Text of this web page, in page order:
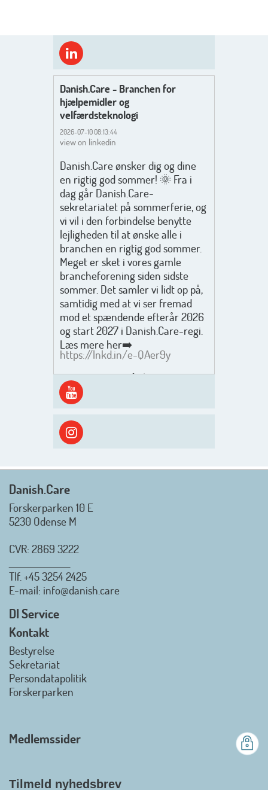
Danish.Care - Branchen for
hjælpemidler og
velfærdsteknologi
2026-07-10 08:13:44
view on linkedin
Danish.Care ønsker dig og dine
en rigtig god sommer! 🌞 Fra i
dag går Danish.Care-
sekretariatet på sommerferie, og
vi vil i den forbindelse benytte
lejligheden til at ønske alle i
branchen en rigtig god sommer.
Meget er sket i vores gamle
brancheforening siden sidste
sommer. Det samler vi lidt op på,
samtidig med at vi ser fremad
mod et spændende efterår 2026
og start 2027 i Danish.Care-regi.
Læs mere her➡️
https://lnkd.in/e-QAer9y
Men inden det går løs med en
spændende og aktivt
efterårsæson, så går turen først
ud i solen, ned til vandet og ind i
skyggen igen. Danish.Care holder
sommerlukket i uge 29 + 30.
Mvh. Anders, Helle og Malthe
Danish.Care - Branchen for
hjælpemidler og
Danish.Care fra den 01. juli 2026
officielt kan kalde sig for
medlemsforening i DI - Dansk
gennemslagskraft og skabe
hjælpemidler samt give
Danish.Care
Forskerparken 10 E
5230 Odense M
CVR: 2869 3222
Tlf. +45 3254 2425
E-mail: info@danish.care
DI Service
Kontakt
Bestyrelse
Sekretariat
Persondatapolitik
Forskerparken
Medlemssider
Tilmeld nyhedsbrev